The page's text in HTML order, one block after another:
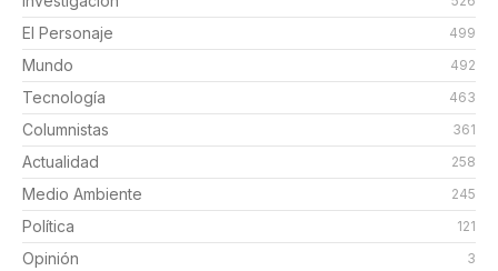
El Personaje 499
Mundo 492
Tecnología 463
Columnistas 361
Actualidad 258
Medio Ambiente 245
Política 121
Opinión 3